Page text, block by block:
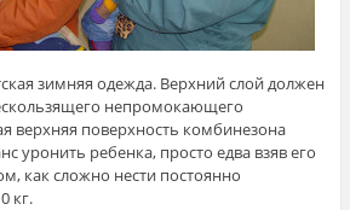
зимняя одежда. Верхний слой должен
непромокающего
верхняя поверхность комбинезона
уронить ребенка, просто едва взяв его
как сложно нести постоянно
кг.